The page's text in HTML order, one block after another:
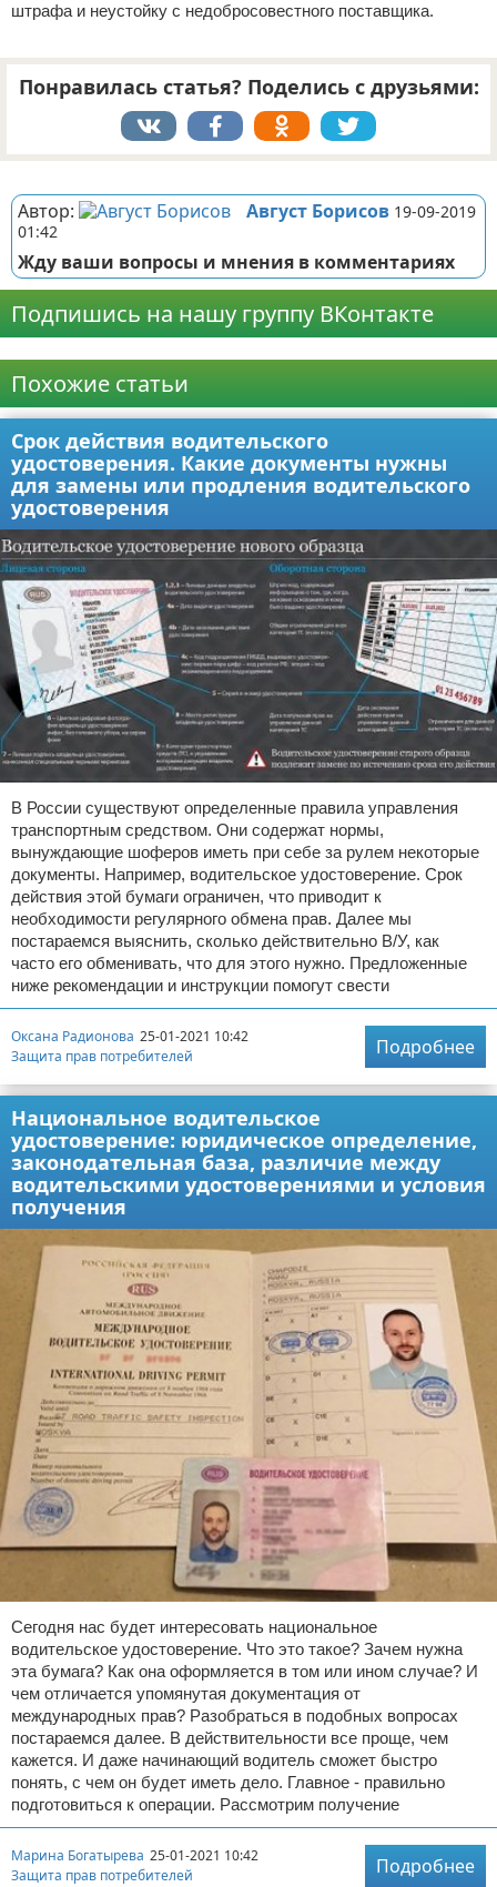
штрафа и неустойку с недобросовестного поставщика.
Понравилась статья? Поделись с друзьями:
Автор: Август Борисов 19-09-2019
01:42
Жду ваши вопросы и мнения в комментариях
Подпишись на нашу группу ВКонтакте
Похожие статьи
Срок действия водительского
удостоверения. Какие документы нужны
для замены или продления водительского
удостоверения
В России существуют определенные правила управления
транспортным средством. Они содержат нормы,
вынуждающие шоферов иметь при себе за рулем некоторые
документы. Например, водительское удостоверение. Срок
действия этой бумаги ограничен, что приводит к
необходимости регулярного обмена прав. Далее мы
постараемся выяснить, сколько действительно В/У, как
часто его обменивать, что для этого нужно. Предложенные
ниже рекомендации и инструкции помогут свести
Оксана Радионова 25-01-2021 10:42
Защита прав потребителей
Подробнее
Национальное водительское
удостоверение: юридическое определение,
законодательная база, различие между
водительскими удостоверениями и условия
получения
Сегодня нас будет интересовать национальное
водительское удостоверение. Что это такое? Зачем нужна
эта бумага? Как она оформляется в том или ином случае? И
чем отличается упомянутая документация от
международных прав? Разобраться в подобных вопросах
постараемся далее. В действительности все проще, чем
кажется. И даже начинающий водитель сможет быстро
понять, с чем он будет иметь дело. Главное - правильно
подготовиться к операции. Рассмотрим получение
Марина Богатырева 25-01-2021 10:42
Защита прав потребителей
Подробнее